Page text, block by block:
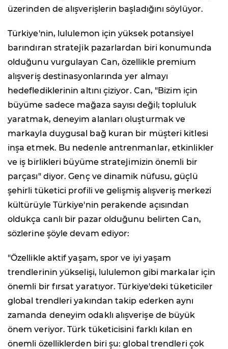
üzerinden de alışverişlerin başladığını söylüyor.
Türkiye'nin, lululemon için yüksek potansiyel
barındıran stratejik pazarlardan biri konumunda
olduğunu vurgulayan Can, özellikle premium
alışveriş destinasyonlarında yer almayı
hedeflediklerinin altını çiziyor. Can, "Bizim için
büyüme sadece mağaza sayısı değil; topluluk
yaratmak, deneyim alanları oluşturmak ve
markayla duygusal bağ kuran bir müşteri kitlesi
inşa etmek. Bu nedenle antrenmanlar, etkinlikler
ve iş birlikleri büyüme stratejimizin önemli bir
parçası" diyor. Genç ve dinamik nüfusu, güçlü
şehirli tüketici profili ve gelişmiş alışveriş merkezi
kültürüyle Türkiye'nin perakende açısından
oldukça canlı bir pazar olduğunu belirten Can,
sözlerine şöyle devam ediyor:
"Özellikle aktif yaşam, spor ve iyi yaşam
trendlerinin yükselişi, lululemon gibi markalar için
önemli bir fırsat yaratıyor. Türkiye'deki tüketiciler
global trendleri yakından takip ederken aynı
zamanda deneyim odaklı alışverişe de büyük
önem veriyor. Türk tüketicisini farklı kılan en
önemli özelliklerden biri şu: global trendleri çok